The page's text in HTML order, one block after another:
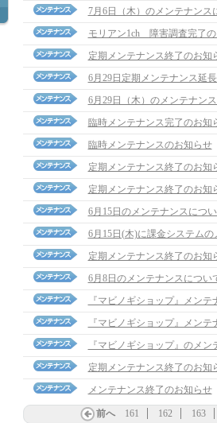
7月6日（木）のメンテナンス
モリアン1ch 障害調査完了
定期メンテナンス終了のお知
6月29日定期メンテナンス延
6月29日（木）のメンテナン
臨時メンテナンス完了のお知
臨時メンテナンスのお知らせ
定期メンテナンス終了のお知
定期メンテナンス終了のお知
6月15日のメンテナンスにつ
6月15日(木)に課金システム
定期メンテナンス終了のお知
6月8日のメンテナンスについ
『マビノギショップ』メン
『マビノギショップ』メン
『マビノギショップ』のメ
定期メンテナンス終了のお知
メンテナンス終了のお知らせ
前へ 161 162 163